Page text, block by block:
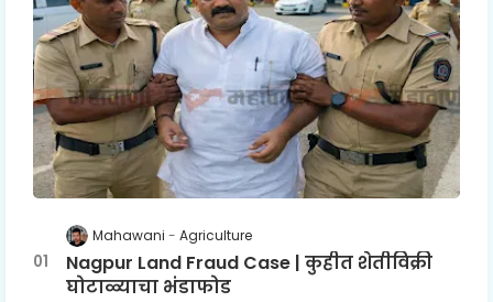
Mahawani Agriculture
Nagpur Land Fraud Case | कुहीत शेतीविक्री
घोटाळ्याचा भंडाफोड